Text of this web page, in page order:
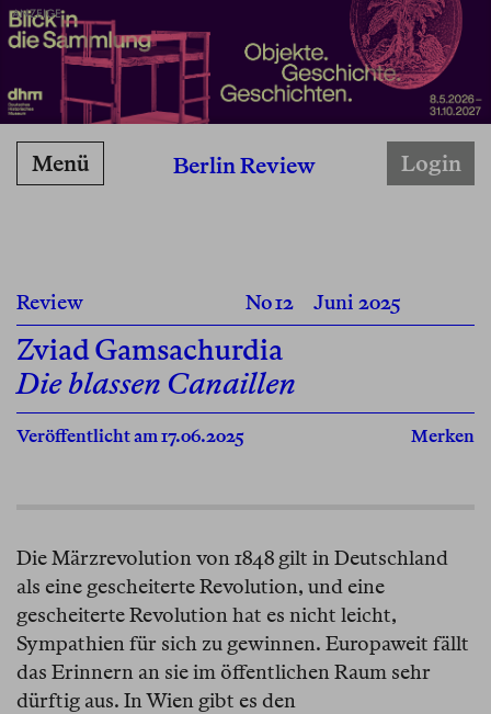
ANZEIGE
Berlin Review
Menü Login
Review No 12 Juni 2025
Zviad Gamsachurdia
Die blassen Canaillen
Veröffentlicht am 17.06.2025 Merken
Die Märzrevolution von 1848 gilt in Deutschland
als eine gescheiterte Revolution, und eine
gescheiterte Revolution hat es nicht leicht,
Sympathien für sich zu gewinnen. Europaweit fällt
das Erinnern an sie im öffentlichen Raum sehr
dürftig aus. In Wien gibt es den